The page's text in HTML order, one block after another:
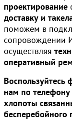
проектирование
доставку и
поможем в
сопровождении
осуществляя
оперативный
Воспользуйтесь
нам по
хлопоты
бесперебойного